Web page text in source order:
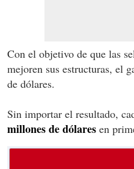
Con el objetivo de que las
mejoren sus estructuras, el
de dólares.
Sin importar el resultado,
millones de dólares en